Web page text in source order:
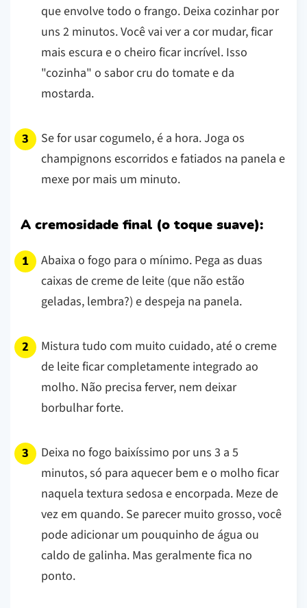
que envolve todo o frango. Deixa cozinhar por
uns 2 minutos. Você vai ver a cor mudar, ficar
mais escura e o cheiro ficar incrível. Isso
"cozinha" o sabor cru do tomate e da
mostarda.
Se for usar cogumelo, é a hora. Joga os
champignons escorridos e fatiados na panela e
mexe por mais um minuto.
A cremosidade final (o toque suave):
Abaixa o fogo para o mínimo. Pega as duas
caixas de creme de leite (que não estão
geladas, lembra?) e despeja na panela.
Mistura tudo com muito cuidado, até o creme
de leite ficar completamente integrado ao
molho. Não precisa ferver, nem deixar
borbulhar forte.
Deixa no fogo baixíssimo por uns 3 a 5
minutos, só para aquecer bem e o molho ficar
naquela textura sedosa e encorpada. Meze de
vez em quando. Se parecer muito grosso, você
pode adicionar um pouquinho de água ou
caldo de galinha. Mas geralmente fica no
ponto.